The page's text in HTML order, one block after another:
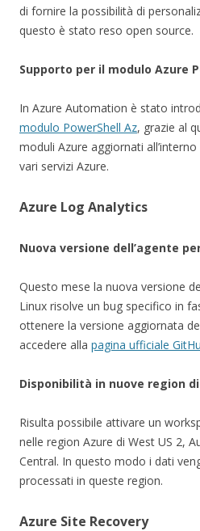
di fornire la possibilità di
questo è stato reso open source.
Supporto per il modulo Azure
In Azure Automation è stato
modulo PowerShell Az, grazie al
moduli Azure aggiornati
vari servizi Azure.
Azure Log Analytics
Nuova versione dell’agente
Questo mese la nuova versione
Linux risolve un bug specifico in
ottenere la versione aggiornata
accedere alla pagina ufficiale
Disponibilità in nuove region
Risulta possibile attivare un
nelle region Azure di West US 2,
Central. In questo modo i dati
processati in queste region.
Azure Site Recovery